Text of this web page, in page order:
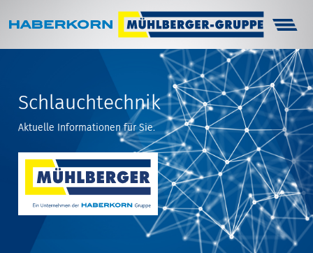
Haberkorn
Unternehmen
Infocenter
Arbeitsschutz
Technik
Karriere
Kontakt
Schlauchtechnik
Aktuelle Informationen für Sie.